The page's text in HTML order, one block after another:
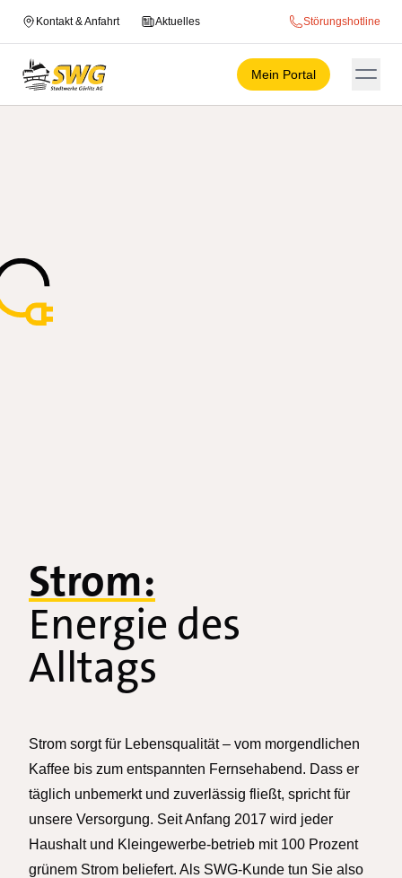
Kontakt & Anfahrt Aktuelles Störungshotline
Mein Portal
Strom:
Energie des
Alltags
Strom sorgt für Lebensqualität – vom morgendlichen
Kaffee bis zum entspannten Fernsehabend. Dass er
täglich unbemerkt und zuverlässig fließt, spricht für
unsere Versorgung. Seit Anfang 2017 wird jeder
Haushalt und Kleingewerbe-betrieb mit 100 Prozent
grünem Strom beliefert. Als SWG-Kunde tun Sie also